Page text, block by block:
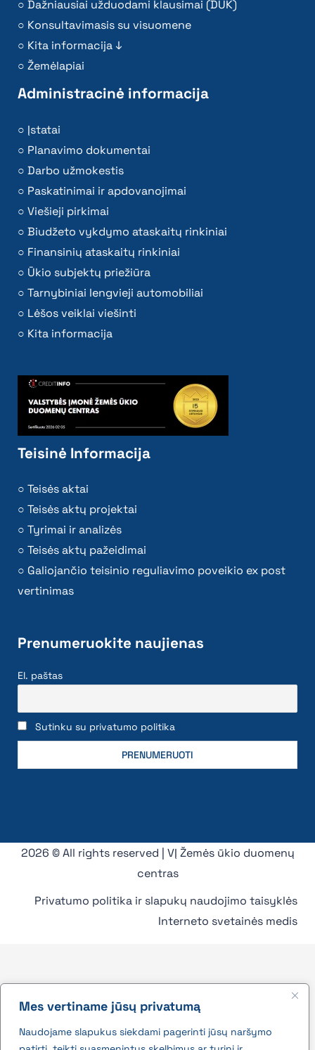
Mes vertiname jūsų privatumą
Naudojame slapukus siekdami pagerinti jūsų naršymo
Dažniausiai užduodami klausimai (DUK)
Konsultavimasis su visuomene
Kita informacija ↓
Žemėlapiai
Administracinė informacija
Įstatai
Planavimo dokumentai
Darbo užmokestis
Paskatinimai ir apdovanojimai
Viešieji pirkimai
Biudžeto vykdymo ataskaitų rinkiniai
Finansinių ataskaitų rinkiniai
Ūkio subjektų priežiūra
Tarnybiniai lengvieji automobiliai
Lėšos veiklai viešinti
Kita informacija
Teisinė Informacija
Teisės aktai
Teisės aktų projektai
Tyrimai ir analizės
Teisės aktų pažeidimai
Galiojančio teisinio reguliavimo poveikio ex post
vertinimas
Prenumeruokite naujienas
El. paštas
Sutinku su privatumo politika
2026 © All rights reserved | VĮ Žemės ūkio duomenų
centras
Privatumo politika ir slapukų naudojimo taisyklės
Interneto svetainės medis